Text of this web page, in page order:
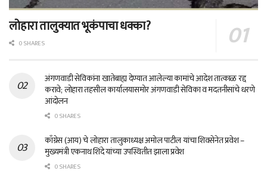
लोहारा तालुक्यात भूकंपाचा धक्का?
0 SHARES
अंगणवाडी सेविकांना खातेबाह्य देण्यात आलेल्या कामांचे आदेश तात्काळ रद्द
करावे; लोहारा तहसील कार्यालयासमोर अंगणवाडी सेविका व मदतनीसांचे धरणे
आंदोलन
0 SHARES
काँग्रेस (आय) चे लोहारा तालुकाध्यक्ष अमोल पाटील यांचा शिवसेनेत प्रवेश –
मुख्यमंत्री एकनाथ शिंदे यांच्या उपस्थितीत झाला प्रवेश
0 SHARES